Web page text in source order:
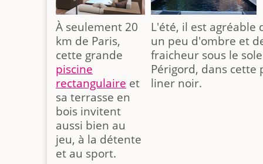
À seulement 20
km de Paris,
cette grande
piscine
rectangulaire et
sa terrasse en
bois invitent
aussi bien au
jeu, à la détente
et au sport.
L'été, il est agréable
un peu d'ombre et
fraicheur sous le
Périgord, dans cette
liner noir.